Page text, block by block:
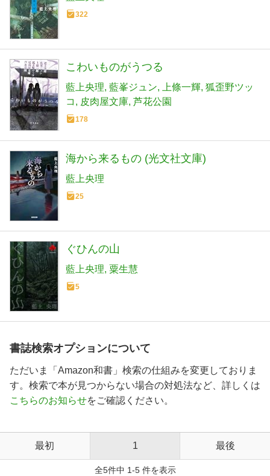
322
こわいものがうつる
藍上央理 藍峯ジュン 上條一輝 狐歪野ツッ
コ
皮肉屋文庫 芦花公園
178
海から来るもの (光文社文庫)
藍上央理
25
ぐひんの山
藍上央理 粟生慧
5
書誌検索オプションについて
ただいま「Amazon和書」検索の仕組みを変更しておりま
す。検索で本が見つからない場合の対処法など、詳しくは
こちらのお知らせをご確認ください。
最初 1 最後
全5件中 1-5 件を表示